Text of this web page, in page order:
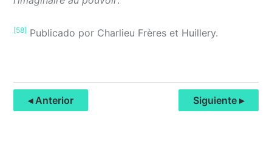
[58] Publicado por Charlieu Frères et Huillery.
◂ Anterior Siguiente ▸